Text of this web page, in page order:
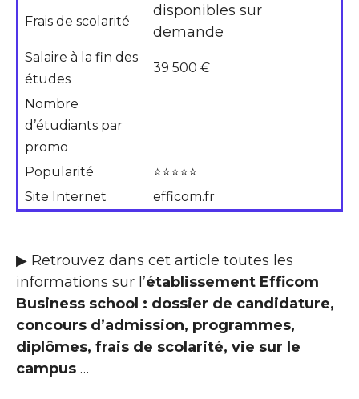
Frais de scolarité
disponibles sur
demande
Salaire à la fin des
études
39 500 €
Nombre
d’étudiants par
promo
Popularité
⭐⭐⭐⭐⭐
Site Internet
efficom.fr
▶ Retrouvez dans cet article toutes les
informations sur l’établissement Efficom
Business school : dossier de candidature,
concours d’admission, programmes,
diplômes, frais de scolarité, vie sur le
campus …